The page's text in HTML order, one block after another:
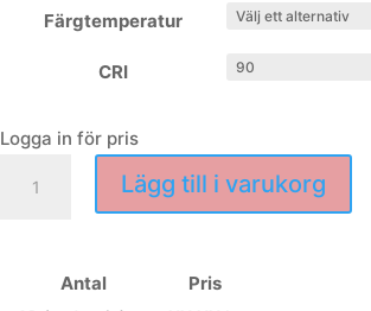
Färgtemperatur
CRI
Logga in för pris
mängd
Lägg till i varukorg
Antal
Pris